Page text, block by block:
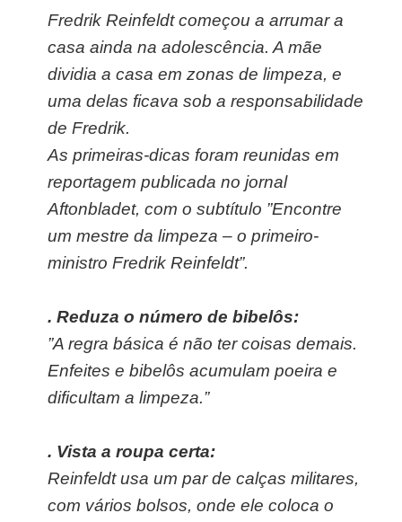
Fredrik Reinfeldt começou a arrumar a
casa ainda na adolescência. A mãe
dividia a casa em zonas de limpeza, e
uma delas ficava sob a responsabilidade
de Fredrik.
As primeiras-dicas foram reunidas em
reportagem publicada no jornal
Aftonbladet, com o subtítulo ”Encontre
um mestre da limpeza – o primeiro-
ministro Fredrik Reinfeldt”.
. Reduza o número de bibelôs:
”A regra básica é não ter coisas demais.
Enfeites e bibelôs acumulam poeira e
dificultam a limpeza.”
. Vista a roupa certa:
Reinfeldt usa um par de calças militares,
com vários bolsos, onde ele coloca o